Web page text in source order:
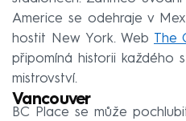
Americe se odehraje v
hostit New York. Web The
připomíná historii každého
mistrovství.
Vancouver
BC Place se může